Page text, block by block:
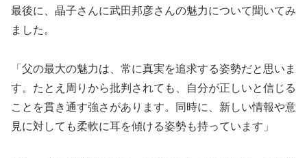
最後に、晶子さんに武田邦彦さんの魅力について聞いてみ
ました。
「父の最大の魅力は、常に真実を追求する姿勢だと思いま
す。たとえ周りから批判されても、自分が正しいと信じる
ことを貫き通す強さがあります。同時に、新しい情報や意
見に対しても柔軟に耳を傾ける姿勢も持っています」